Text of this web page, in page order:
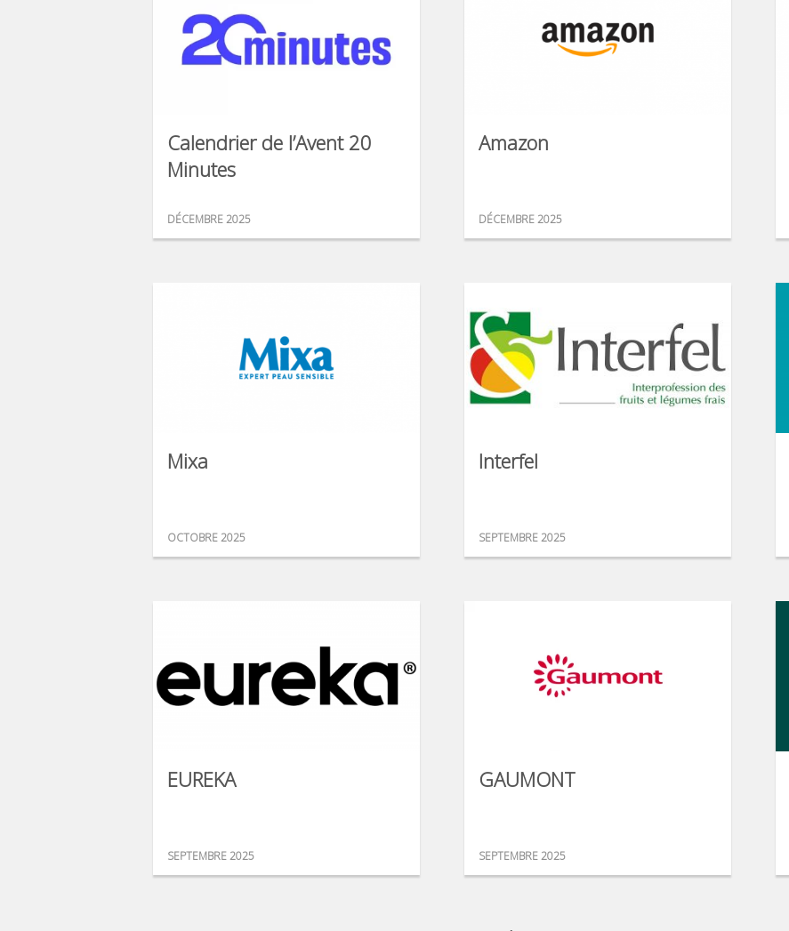
Calendrier de l’Avent 20
Minutes
DÉCEMBRE 2025
Amazon
DÉCEMBRE 2025
Mixa
OCTOBRE 2025
Interfel
SEPTEMBRE 2025
EUREKA
SEPTEMBRE 2025
GAUMONT
SEPTEMBRE 2025